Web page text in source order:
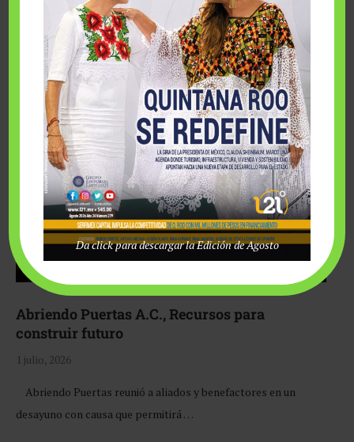
Fairmont Mayakoba y Make-A-Wish México unieron
esfuerzos para hacer realidad el deseo de una …
Abriendo Puertas A.C., Recursos para
construir futuro
1 julio, 2026
Abriendo Puertas reunió a aliados y benefactores en un
desayuno con causa que permitirá …
Da click para descargar la Edición de Agosto